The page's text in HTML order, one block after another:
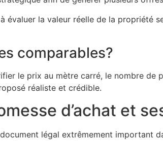
évaluer la valeur réelle de la propriété
comparables?
le prix au mètre carré, le nombre
réaliste et crédible.
d’achat et
document légal extrêmement